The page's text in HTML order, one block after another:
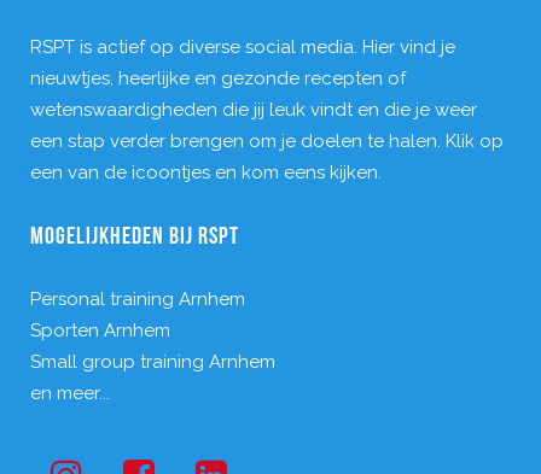
RSPT is actief op diverse social media. Hier vind je
nieuwtjes, heerlijke en gezonde recepten of
wetenswaardigheden die jij leuk vindt en die je weer
een stap verder brengen om je doelen te halen. Klik op
een van de icoontjes en kom eens kijken.
MOGELIJKHEDEN BIJ RSPT
Personal training Arnhem
Sporten Arnhem
Small group training Arnhem
en meer...